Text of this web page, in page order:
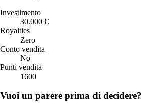
Investimento
30.000 €
Royalties
Zero
Conto vendita
No
Punti vendita
1600
Vuoi un parere prima di decidere?